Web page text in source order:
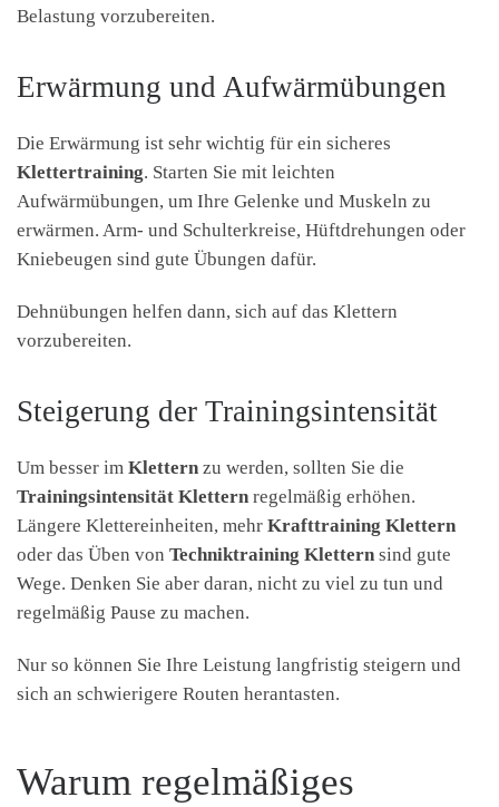
Belastung vorzubereiten.
Erwärmung und Aufwärmübungen
Die Erwärmung ist sehr wichtig für ein sicheres
Klettertraining. Starten Sie mit leichten
Aufwärmübungen, um Ihre Gelenke und Muskeln zu
erwärmen. Arm- und Schulterkreise, Hüftdrehungen oder
Kniebeugen sind gute Übungen dafür.
Dehnübungen helfen dann, sich auf das Klettern
vorzubereiten.
Steigerung der Trainingsintensität
Um besser im Klettern zu werden, sollten Sie die
Trainingsintensität Klettern regelmäßig erhöhen.
Längere Klettereinheiten, mehr Krafttraining Klettern
oder das Üben von Techniktraining Klettern sind gute
Wege. Denken Sie aber daran, nicht zu viel zu tun und
regelmäßig Pause zu machen.
Nur so können Sie Ihre Leistung langfristig steigern und
sich an schwierigere Routen herantasten.
Warum regelmäßiges